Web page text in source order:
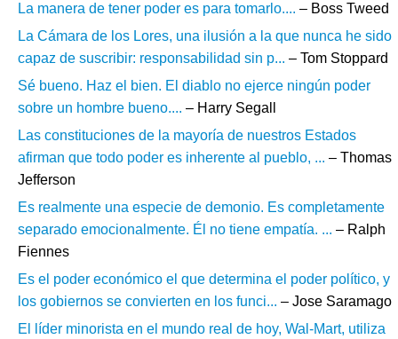
La manera de tener poder es para tomarlo.... – Boss Tweed
La Cámara de los Lores, una ilusión a la que nunca he sido
capaz de suscribir: responsabilidad sin p... – Tom Stoppard
Sé bueno. Haz el bien. El diablo no ejerce ningún poder
sobre un hombre bueno.... – Harry Segall
Las constituciones de la mayoría de nuestros Estados
afirman que todo poder es inherente al pueblo, ... – Thomas
Jefferson
Es realmente una especie de demonio. Es completamente
separado emocionalmente. Él no tiene empatía. ... – Ralph
Fiennes
Es el poder económico el que determina el poder político, y
los gobiernos se convierten en los funci... – Jose Saramago
El líder minorista en el mundo real de hoy, Wal-Mart, utiliza